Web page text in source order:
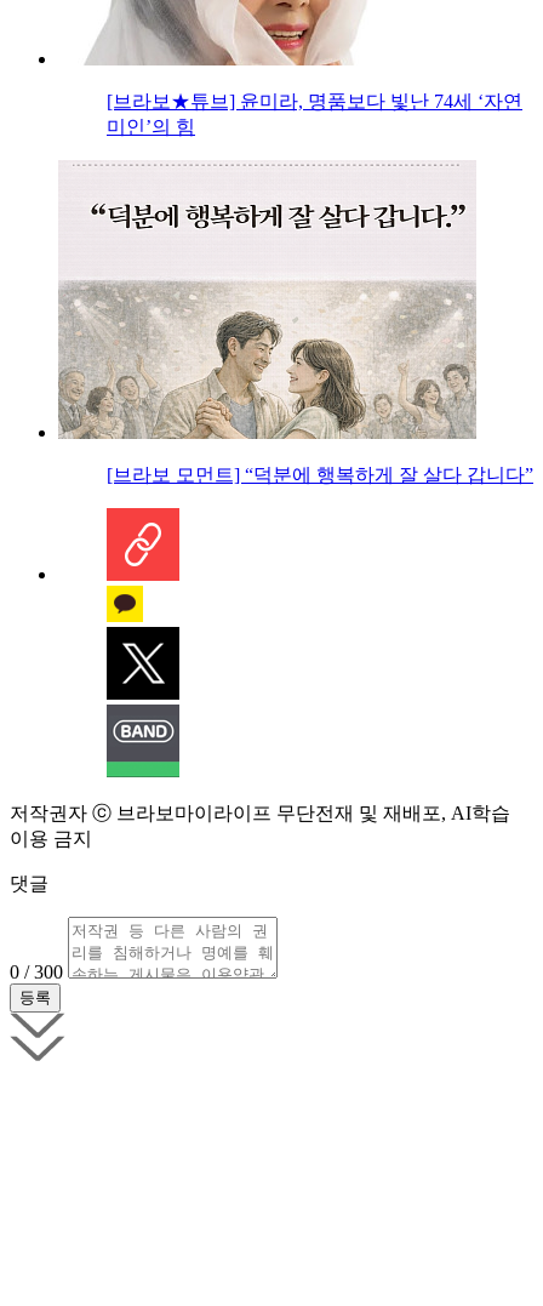
[브라보★튜브] 윤미라, 명품보다 빛난 74세 ‘자연
미인’의 힘
[브라보 모먼트] “덕분에 행복하게 잘 살다 갑니다”
저작권자 ⓒ 브라보마이라이프 무단전재 및 재배포, AI학습
이용 금지
댓글
0 / 300